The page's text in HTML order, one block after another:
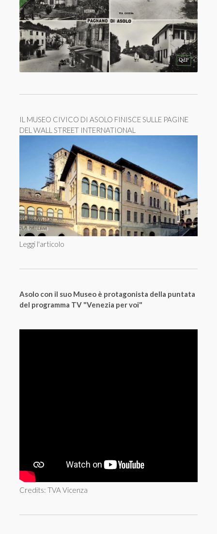
IL MUSEO CIVICO DI ASOLO FINISCE SULLE PAGINE
DEL WALL STREET INTERNATIONAL
Leggi l'articolo
Asolo con il suo Museo è protagonista della puntata
del programma TV "Venezia per voi"
Credits: TVA Vicenza